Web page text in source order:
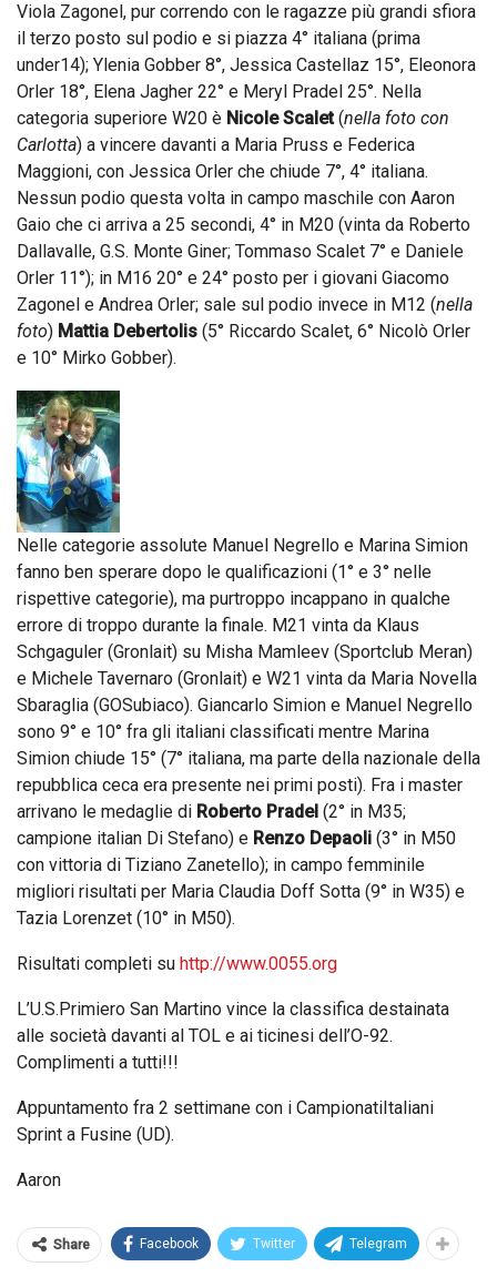
Viola Zagonel, pur correndo con le ragazze più grandi sfiora
il terzo posto sul podio e si piazza 4° italiana (prima
under14); Ylenia Gobber 8°, Jessica Castellaz 15°, Eleonora
Orler 18°, Elena Jagher 22° e Meryl Pradel 25°. Nella
categoria superiore W20 è Nicole Scalet(nella foto con
Carlotta) a vincere davanti a Maria Pruss e Federica
Maggioni, con Jessica Orler che chiude 7°, 4° italiana.
Nessun podio questa volta in campo maschile con Aaron
Gaio che ci arriva a 25 secondi, 4° in M20 (vinta da Roberto
Dallavalle, G.S. Monte Giner; Tommaso Scalet 7° e Daniele
Orler 11°); in M16 20° e 24° posto per i giovani Giacomo
Zagonel e Andrea Orler; sale sul podio invece in M12 (nella
foto) Mattia Debertolis (5° Riccardo Scalet, 6° Nicolò Orler
e 10° Mirko Gobber).
Nelle categorie assolute Manuel Negrello e Marina Simion
fanno ben sperare dopo le qualificazioni (1° e 3° nelle
rispettive categorie), ma purtroppo incappano in qualche
errore di troppo durante la finale. M21 vinta da Klaus
Schgaguler (Gronlait) su Misha Mamleev (Sportclub Meran)
e Michele Tavernaro (Gronlait) e W21 vinta da Maria Novella
Sbaraglia (GOSubiaco). Giancarlo Simion e Manuel Negrello
sono 9° e 10° fra gli italiani classificati mentre Marina
Simion chiude 15° (7° italiana, ma parte della nazionale della
repubblica ceca era presente nei primi posti). Fra i master
arrivano le medaglie di Roberto Pradel (2° in M35;
campione italian Di Stefano) e Renzo Depaoli (3° in M50
con vittoria di Tiziano Zanetello); in campo femminile
migliori risultati per Maria Claudia Doff Sotta (9° in W35) e
Tazia Lorenzet (10° in M50).
Risultati completi su http://www.0055.org
L’U.S.Primiero San Martino vince la classifica destainata
alle società davanti al TOL e ai ticinesi dell’O-92.
Complimenti a tutti!!!
Appuntamento fra 2 settimane con i CampionatiItaliani
Sprint a Fusine (UD).
Aaron
Share Facebook Twitter Telegram